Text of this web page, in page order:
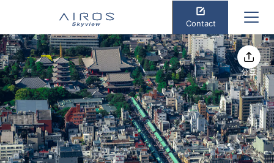
Contact
分享